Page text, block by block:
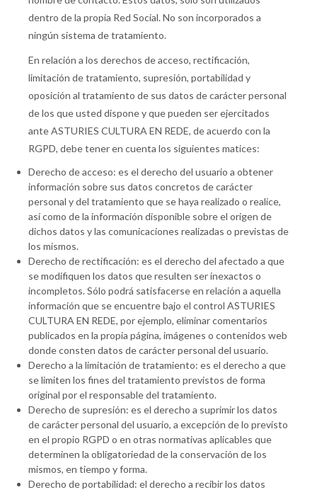
dentro de la propia Red Social. No son incorporados a
ningún sistema de tratamiento.
En relación a los derechos de acceso, rectificación,
limitación de tratamiento, supresión, portabilidad y
oposición al tratamiento de sus datos de carácter personal
de los que usted dispone y que pueden ser ejercitados
ante ASTURIES CULTURA EN REDE, de acuerdo con la
RGPD, debe tener en cuenta los siguientes matices:
Derecho de acceso: es el derecho del usuario a obtener
información sobre sus datos concretos de carácter
personal y del tratamiento que se haya realizado o realice,
así como de la información disponible sobre el origen de
dichos datos y las comunicaciones realizadas o previstas de
los mismos.
Derecho de rectificación: es el derecho del afectado a que
se modifiquen los datos que resulten ser inexactos o
incompletos. Sólo podrá satisfacerse en relación a aquella
información que se encuentre bajo el control ASTURIES
CULTURA EN REDE, por ejemplo, eliminar comentarios
publicados en la propia página, imágenes o contenidos web
donde consten datos de carácter personal del usuario.
Derecho a la limitación de tratamiento: es el derecho a que
se limiten los fines del tratamiento previstos de forma
original por el responsable del tratamiento.
Derecho de supresión: es el derecho a suprimir los datos
de carácter personal del usuario, a excepción de lo previsto
en el propio RGPD o en otras normativas aplicables que
determinen la obligatoriedad de la conservación de los
mismos, en tiempo y forma.
Derecho de portabilidad: el derecho a recibir los datos